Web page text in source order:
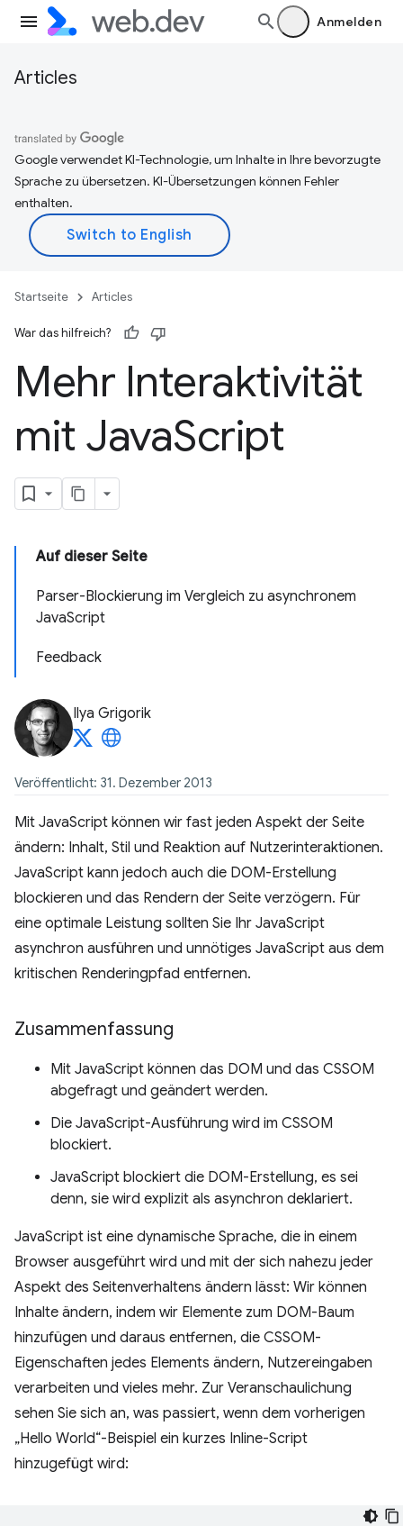
Anmelden
Articles
Google verwendet KI-Technologie, um Inhalte in Ihre bevorzugte
Sprache zu übersetzen. KI-Übersetzungen können Fehler
enthalten.
Startseite Articles
War das hilfreich?
Mehr Interaktivität
mit JavaScript
Auf dieser Seite
Parser-Blockierung im Vergleich zu asynchronem
JavaScript
Feedback
Ilya Grigorik
Veröffentlicht: 31. Dezember 2013
Mit JavaScript können wir fast jeden Aspekt der Seite
ändern: Inhalt, Stil und Reaktion auf Nutzerinteraktionen.
JavaScript kann jedoch auch die DOM-Erstellung
blockieren und das Rendern der Seite verzögern. Für
eine optimale Leistung sollten Sie Ihr JavaScript
asynchron ausführen und unnötiges JavaScript aus dem
kritischen Renderingpfad entfernen.
Zusammenfassung
Mit JavaScript können das DOM und das CSSOM
abgefragt und geändert werden.
Die JavaScript-Ausführung wird im CSSOM
blockiert.
JavaScript blockiert die DOM-Erstellung, es sei
denn, sie wird explizit als asynchron deklariert.
JavaScript ist eine dynamische Sprache, die in einem
Browser ausgeführt wird und mit der sich nahezu jeder
Aspekt des Seitenverhaltens ändern lässt: Wir können
Inhalte ändern, indem wir Elemente zum DOM-Baum
hinzufügen und daraus entfernen, die CSSOM-
Eigenschaften jedes Elements ändern, Nutzereingaben
verarbeiten und vieles mehr. Zur Veranschaulichung
sehen Sie sich an, was passiert, wenn dem vorherigen
„Hello World“-Beispiel ein kurzes Inline-Script
hinzugefügt wird: